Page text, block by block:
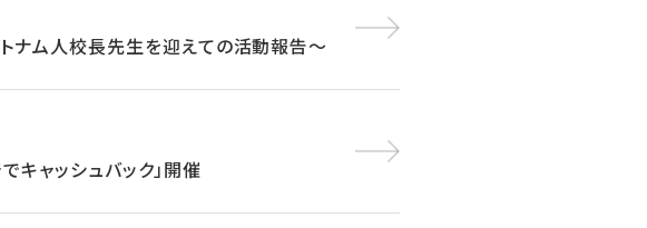
ナム人校長先生を迎えての活動報告～
キャッシュバック」開催